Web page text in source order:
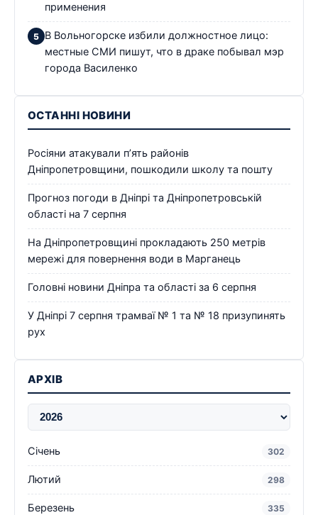
применения
В Вольногорске избили должностное лицо:
местные СМИ пишут, что в драке побывал мэр
города Василенко
ОСТАННІ НОВИНИ
Росіяни атакували п’ять районів
Дніпропетровщини, пошкодили школу та пошту
Прогноз погоди в Дніпрі та Дніпропетровській
області на 7 серпня
На Дніпропетровщині прокладають 250 метрів
мережі для повернення води в Марганець
Головні новини Дніпра та області за 6 серпня
У Дніпрі 7 серпня трамваї № 1 та № 18 призупинять
рух
АРХІВ
Січень 302
Лютий 298
Березень 335